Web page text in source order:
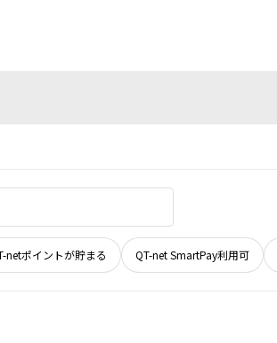
netポイントが貯まる QT-net SmartPay利用可